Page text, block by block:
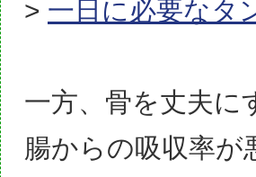
> 一日に必要なタ
一方、骨を丈夫に
腸からの吸収率が